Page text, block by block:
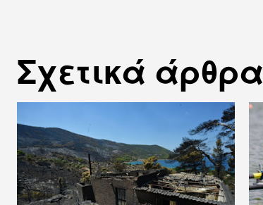
Σχετικά άρθρα